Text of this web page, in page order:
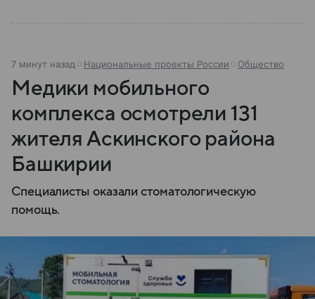
7 минут назад Национальные проекты России Общество
Медики мобильного
комплекса осмотрели 131
жителя Аскинского района
Башкирии
Специалисты оказали стоматологическую
помощь.